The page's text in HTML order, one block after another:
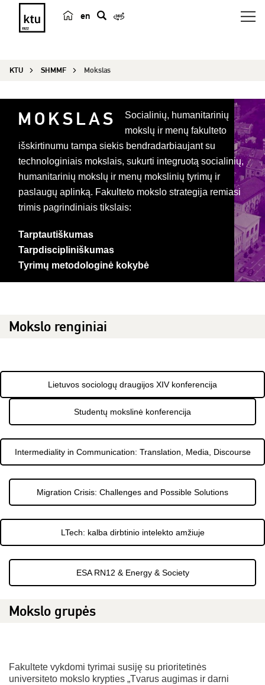
en
e
a
KTU SHMMF Mokslas
MOKSLAS
Socialinių, humanitarinių
mokslų ir menų fakulteto
išskirtinumu tampa siekis bendradarbiaujant su
technologiniais mokslais, sukurti integruotą socialinių,
humanitarinių mokslų ir menų mokslinių tyrimų ir
paslaugų aplinką. Fakulteto mokslo strategija remiasi
trimis pagrindiniais tikslais:
Tarptautiškumas
Tarpdiscipliniškumas
Tyrimų metodologinė kokybė
Mokslo renginiai
Lietuvos sociologų draugijos XIV konferencija
Studentų mokslinė konferencija
Intermediality in Communication: Translation, Media, Discourse
Migration Crisis: Challenges and Possible Solutions
LTech: kalba dirbtinio intelekto amžiuje
ESA RN12 & Energy & Society
Mokslo grupės
Fakultete vykdomi tyrimai susiję su prioritetinės
universiteto mokslo krypties „Tvarus augimas ir darni